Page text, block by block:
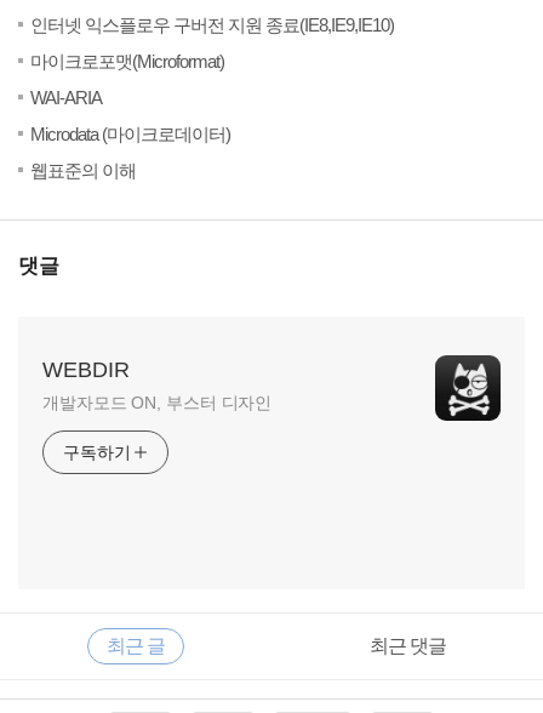
인터넷 익스플로우 구버전 지원 종료(IE8,IE9,IE10)
마이크로포맷(Microformat)
WAI-ARIA
Microdata (마이크로데이터)
웹표준의 이해
댓글
WEBDIR
개발자모드 ON, 부스터 디자인
구독하기
바
RECENTLY
최근 글 최근 댓글